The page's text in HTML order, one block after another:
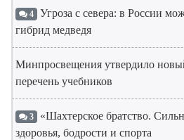
4 Угроза с севера: в России
гибрид медведя
Минпросвещения утвердило
перечень учебников
3 «Шахтерское братство.
здоровья, бодрости и спорта